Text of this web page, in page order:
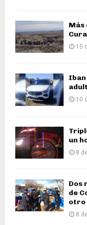
Más
15
Iban
10
un
8
Dos
de
otro
8